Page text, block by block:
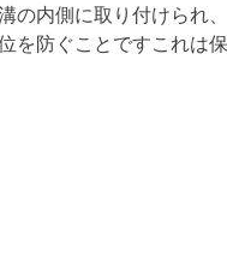
内側に取り付けられ
防ぐことですこれは